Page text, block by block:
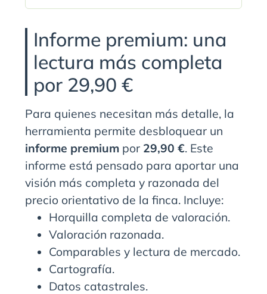
Informe premium: una
lectura más completa
por 29,90 €
Para quienes necesitan más detalle, la
herramienta permite desbloquear un
informe premium por 29,90 €. Este
informe está pensado para aportar una
visión más completa y razonada del
precio orientativo de la finca. Incluye:
Horquilla completa de valoración.
Valoración razonada.
Comparables y lectura de mercado.
Cartografía.
Datos catastrales.